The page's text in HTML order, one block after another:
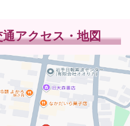
通アクセス・地図